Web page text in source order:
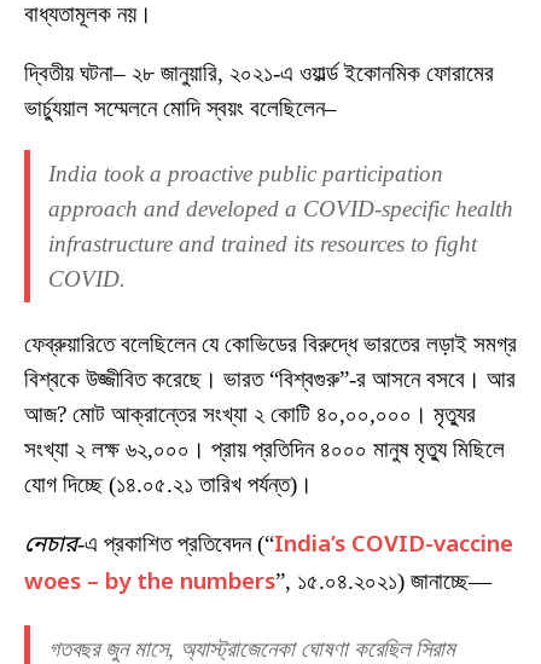
বাধ্যতামূলক নয়।
দ্বিতীয় ঘটনা– ২৮ জানুয়ারি, ২০২১-এ ওয়ার্ল্ড ইকোনমিক ফোরামের
ভার্চ্যুয়াল সম্মেলনে মোদি স্বয়ং বলেছিলেন–
India took a proactive public participation
approach and developed a COVID-specific health
infrastructure and trained its resources to fight
COVID.
ফেব্রুয়ারিতে বলেছিলেন যে কোভিডের বিরুদ্ধে ভারতের লড়াই সমগ্র
বিশ্বকে উজ্জীবিত করেছে। ভারত “বিশ্বগুরু”-র আসনে বসবে। আর
আজ? মোট আক্রান্তের সংখ্যা ২ কোটি ৪০,০০,০০০। মৃত্যুর
সংখ্যা ২ লক্ষ ৬২,০০০। প্রায় প্রতিদিন ৪০০০ মানুষ মৃত্যু মিছিলে
যোগ দিচ্ছে (১৪.০৫.২১ তারিখ পর্যন্ত)।
নেচার-এ প্রকাশিত প্রতিবেদন (“India’s COVID-vaccine
woes – by the numbers”, ১৫.০৪.২০২১) জানাচ্ছে—
গতবছর জুন মাসে, অ্যাস্ট্রাজেনেকা ঘোষণা করেছিল সিরাম